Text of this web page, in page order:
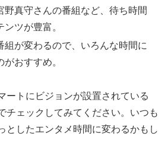
野真守さんの番組など、待ち時間
ツが豊富。
組が変わるので、いろんな時間に
おすすめ。
ートにビジョンが設置されている
チェックしてみてください。いつも
としたエンタメ時間に変わるかもし